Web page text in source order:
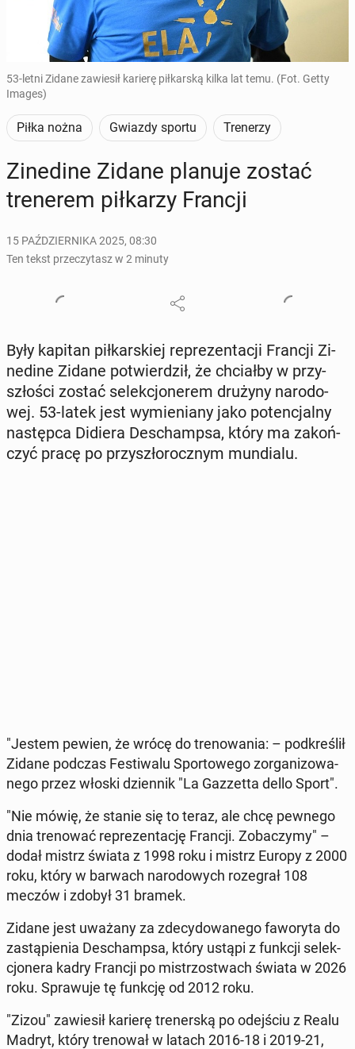
53-letni Zidane zawiesił karierę piłkarską kilka lat temu. (Fot. Getty
Images)
Piłka nożna Gwiazdy sportu Trenerzy
Zi­ne­di­ne Zidane planuje zostać
tre­ne­rem pił­ka­rzy Francji
15 PAŹDZIERNIKA 2025, 08:30
Ten tekst przeczytasz w 2 minuty
Były kapitan pił­kar­skiej re­pre­zen­ta­cji Francji Zi­
ne­di­ne Zidane po­twier­dził, że chciał­by w przy­
szło­ści zostać se­lek­cjo­ne­rem drużyny na­ro­do­
wej. 53-latek jest wy­mie­nia­ny jako po­ten­cjal­ny
na­stęp­ca Didiera De­schamp­sa, który ma za­koń­
czyć pracę po przy­szło­rocz­nym mun­dia­lu.
"Jestem pewien, że wrócę do tre­no­wa­nia: – pod­kre­ślił
Zidane podczas Fe­sti­wa­lu Spor­to­we­go zor­ga­ni­zo­wa­
ne­go przez włoski dzien­nik "La Gaz­zet­ta dello Sport".
"Nie mówię, że stanie się to teraz, ale chcę pewnego
dnia tre­no­wać re­pre­zen­ta­cję Francji. Zo­ba­czy­my" –
dodał mistrz świata z 1998 roku i mistrz Europy z 2000
roku, który w barwach na­ro­do­wych ro­ze­grał 108
meczów i zdobył 31 bramek.
Zidane jest uważany za zde­cy­do­wa­ne­go fa­wo­ry­ta do
za­stą­pie­nia De­schamp­sa, który ustąpi z funkcji se­lek­
cjo­ne­ra kadry Francji po mi­strzo­stwach świata w 2026
roku. Spra­wu­je tę funkcję od 2012 roku.
"Zizou" za­wie­sił karierę tre­ner­ską po odej­ściu z Realu
Madryt, który tre­no­wał w latach 2016-18 i 2019-21,